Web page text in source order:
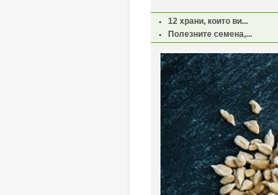
12 храни, които ви...
Полезните семена,...